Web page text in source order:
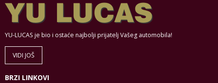
YU-LUCAS je bio i ostaće najbolji prijatelj Vašeg automobila!
VIDI JOŠ
BRZI LINKOVI